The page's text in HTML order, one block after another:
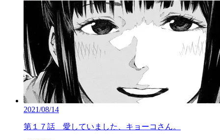
2021/08/14
第１７話 愛していました、キョーコさん。